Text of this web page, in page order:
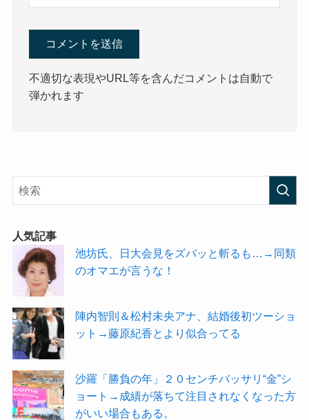
不適切な表現やURL等を含んだコメントは自動で
弾かれます
人気記事
池坊氏、日大会見をズバッと斬るも…→同類
のオマエが言うな！
陣内智則＆松村未央アナ、結婚後初ツーショ
ット→藤原紀香とより似合ってる
沙羅「勝負の年」２０センチバッサリ“金”シ
ョート→成績が落ちて注目されなくなった方
がいい場合もある。